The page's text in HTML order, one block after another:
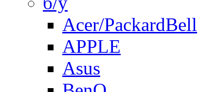
Acer/PackardBell
APPLE
Asus